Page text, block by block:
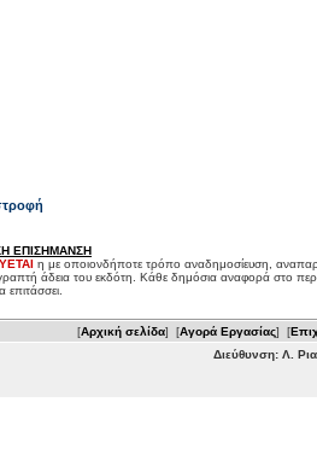
ΕΠΙΣΗΜΑΝΣΗ
η με οποιονδήποτε τρόπο αναδημοσίευση,
άδεια του εκδότη. Κάθε δημόσια αναφορά στο
επιτάσσει.
[Αρχική σελίδα] [Αγορά Εργασίας] [
Διεύθυνση: Λ.